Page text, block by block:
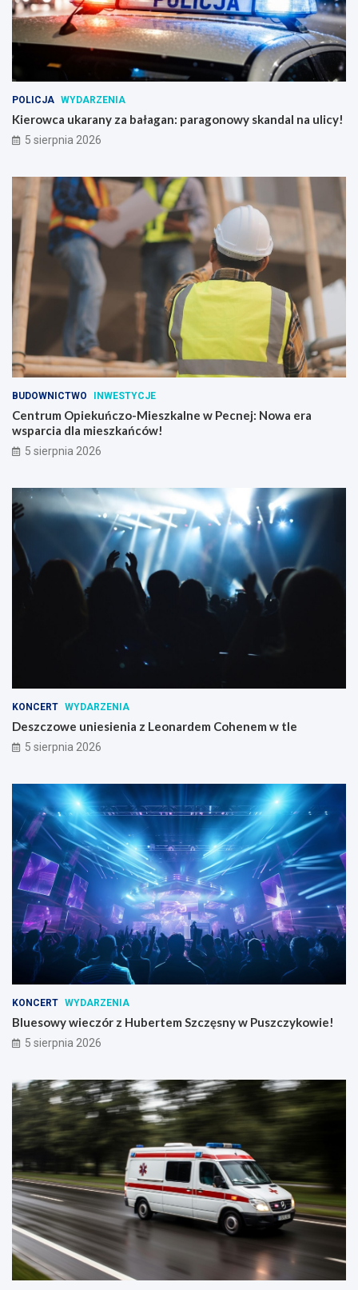
POLICJA WYDARZENIA
Kierowca ukarany za bałagan: paragonowy skandal na ulicy!
5 sierpnia 2026
BUDOWNICTWO INWESTYCJE
Centrum Opiekuńczo-Mieszkalne w Pecnej: Nowa era
wsparcia dla mieszkańców!
5 sierpnia 2026
KONCERT WYDARZENIA
Deszczowe uniesienia z Leonardem Cohenem w tle
5 sierpnia 2026
KONCERT WYDARZENIA
Bluesowy wieczór z Hubertem Szczęsny w Puszczykowie!
5 sierpnia 2026